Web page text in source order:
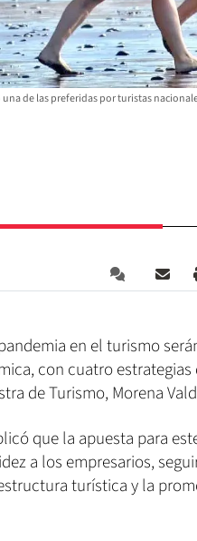
una de las preferidas por turistas
en el turismo
con cuatro
de Turismo, Morena
que la apuesta para
a los empresarios,
turística y la